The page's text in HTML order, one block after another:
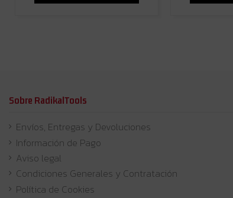
Sobre RadikalTools
Envíos, Entregas y Devoluciones
Información de Pago
Aviso legal
Condiciones Generales y Contratación
Política de Cookies